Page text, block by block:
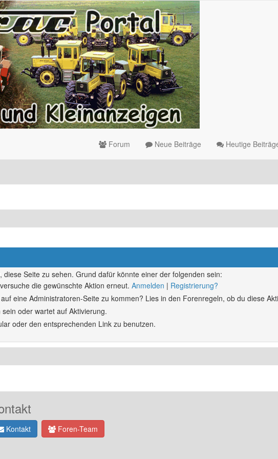
Forum Neue Beiträge Heutige
Seite zu sehen. Grund dafür könnte einer der folgenden sein:
die gewünschte Aktion erneut. Anmelden | Registrierung?
eine Administratoren-Seite zu kommen? Lies in den Forenregeln, ob du diese
oder wartet auf Aktivierung.
oder den entsprechenden Link zu benutzen.
Kontakt Foren-Team